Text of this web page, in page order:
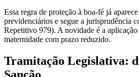
Essa regra de proteção à boa-fé já
previdenciários e segue a jurisprudência
Repetitivo 979). A novidade é a aplicação
maternidade com prazo reduzido.
Tramitação Legislativa: